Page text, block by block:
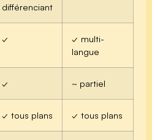
différenciant
✓
✓ multi-
langue
✓ ~ partiel
✓ tous plans ✓ tous plans